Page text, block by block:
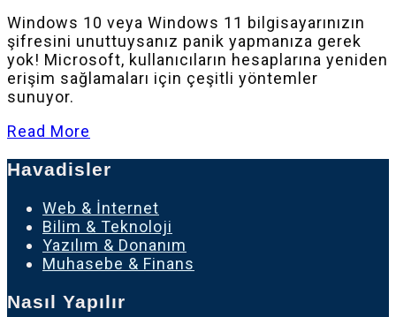
Windows 10 veya Windows 11 bilgisayarınızın
şifresini unuttuysanız panik yapmanıza gerek
yok! Microsoft, kullanıcıların hesaplarına yeniden
erişim sağlamaları için çeşitli yöntemler
sunuyor.
Read More
Havadisler
Web & İnternet
Bilim & Teknoloji
Yazılım & Donanım
Muhasebe & Finans
Nasıl Yapılır